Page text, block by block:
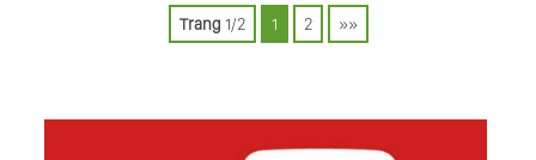
Trang 1/2 1 2 »»